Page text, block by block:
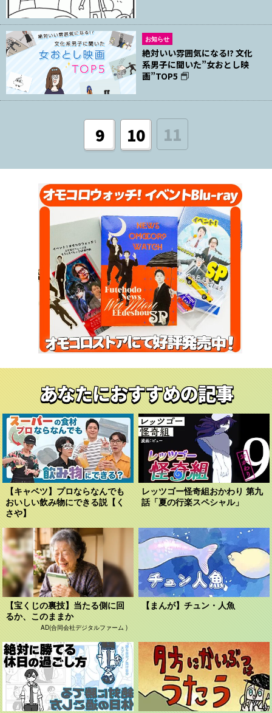
お知らせ
絶対いい雰囲気になる!? 文化
系男子に聞いた”女おとし映
画”TOP5
9 10 11
あなたにおすすめの記事
【キャベツ】プロならなんでも
おいしい飲み物にできる説【く
さや】
レッツゴー怪奇組おかわり 第九
話「夏の行楽スペシャル」
【宝くじの裏技】当たる側に回
るか、このままか
AD(合同会社デジタルファーム )
【まんが】チュン・人魚